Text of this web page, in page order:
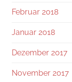
Februar 2018
Januar 2018
Dezember 2017
November 2017